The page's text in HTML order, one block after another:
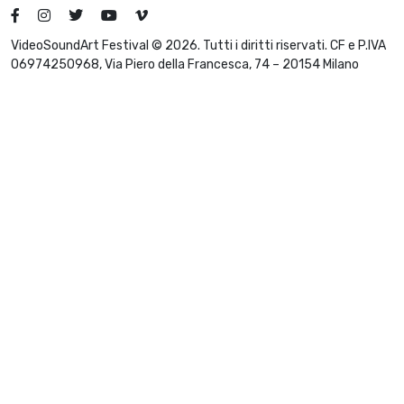
VideoSoundArt Festival © 2026. Tutti i diritti riservati. CF e P.IVA
06974250968, Via Piero della Francesca, 74 – 20154 Milano